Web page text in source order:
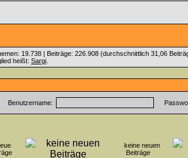
19.738 | Beiträge: 226.908 (durchschnittlich 31,06
heißt: Sargi
Benutzername:
keine neuen
Beiträge